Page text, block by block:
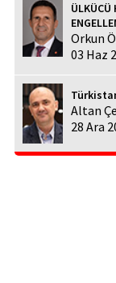
ÜLKÜCÜ
Orkun
03 Haz
Altan
28 Ara